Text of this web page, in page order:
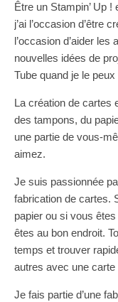
Être un Stampin’ Up
j’ai l’occasion d’être
l’occasion d’aider
nouvelles idées de
Tube quand je le peux
La création de cartes
des tampons, du
une partie de vous-
aimez.
Je suis passionnée
fabrication de cartes.
papier ou si vous
êtes au bon endroit.
temps et trouver
autres avec une
Je fais partie d’une